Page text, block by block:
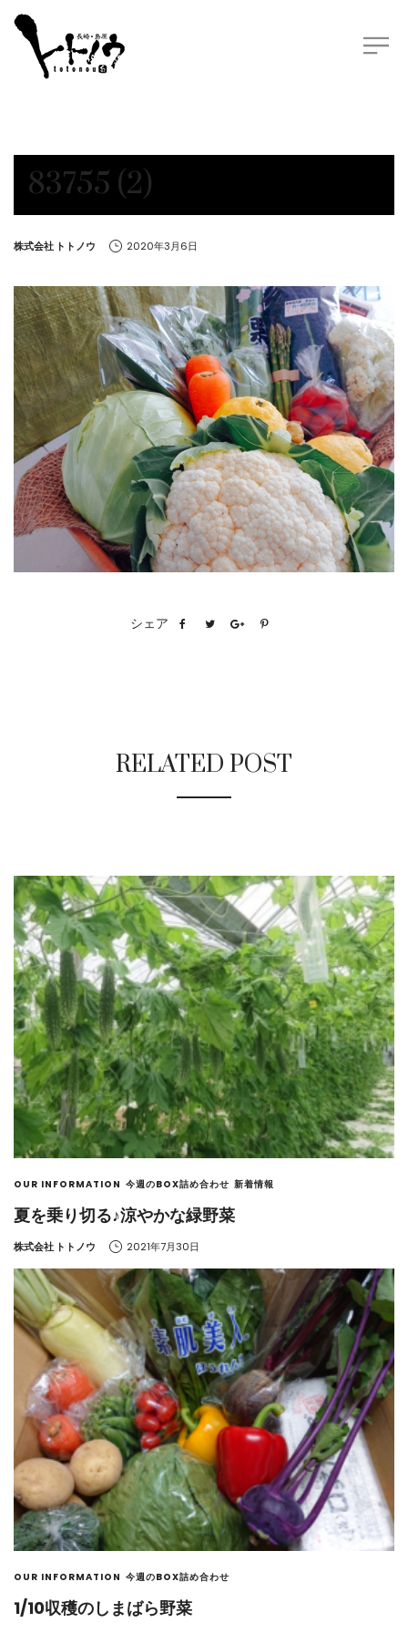
83755 (2)
by
株式会社 トトノウ 2020年3月6日
シェア
RELATED POST
OUR INFORMATION 今週のBOX詰め合わせ 新着情報
夏を乗り切る♪涼やかな緑野菜
by
株式会社 トトノウ 2021年7月30日
OUR INFORMATION 今週のBOX詰め合わせ
1/10収穫のしまばら野菜